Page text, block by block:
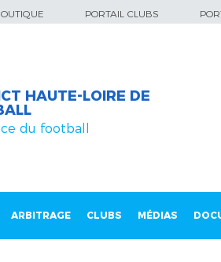
PORTAIL CLUBS
HAUTE-LOIRE DE
du football
ARBITRAGE CLUBS MÉDIAS